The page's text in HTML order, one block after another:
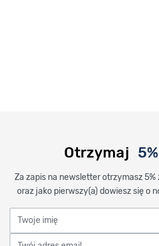
Otrzymaj 5%
Za zapis na newsletter otrzymasz
oraz jako pierwszy(a) dowiesz się o
Twoje imię
Twój adres email